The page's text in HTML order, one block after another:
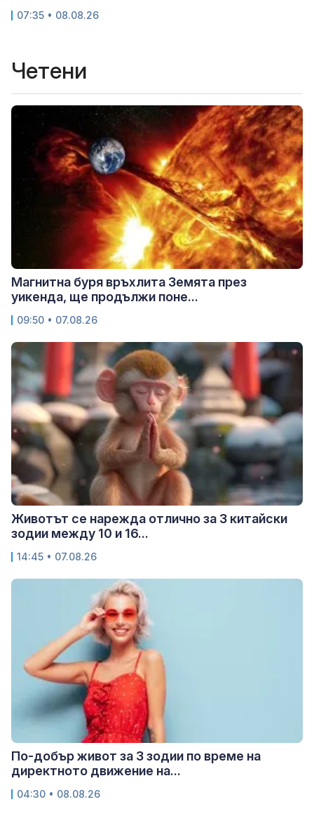
07:35 • 08.08.26
Четени
Магнитна буря връхлита Земята през
уикенда, ще продължи поне...
09:50 • 07.08.26
Животът се нарежда отлично за 3 китайски
зодии между 10 и 16...
14:45 • 07.08.26
По-добър живот за 3 зодии по време на
директното движение на...
04:30 • 08.08.26